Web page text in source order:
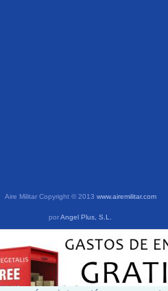
Aire Militar Copyright © 2013 www.airemilitar.com
porAngel Plus, S.L.